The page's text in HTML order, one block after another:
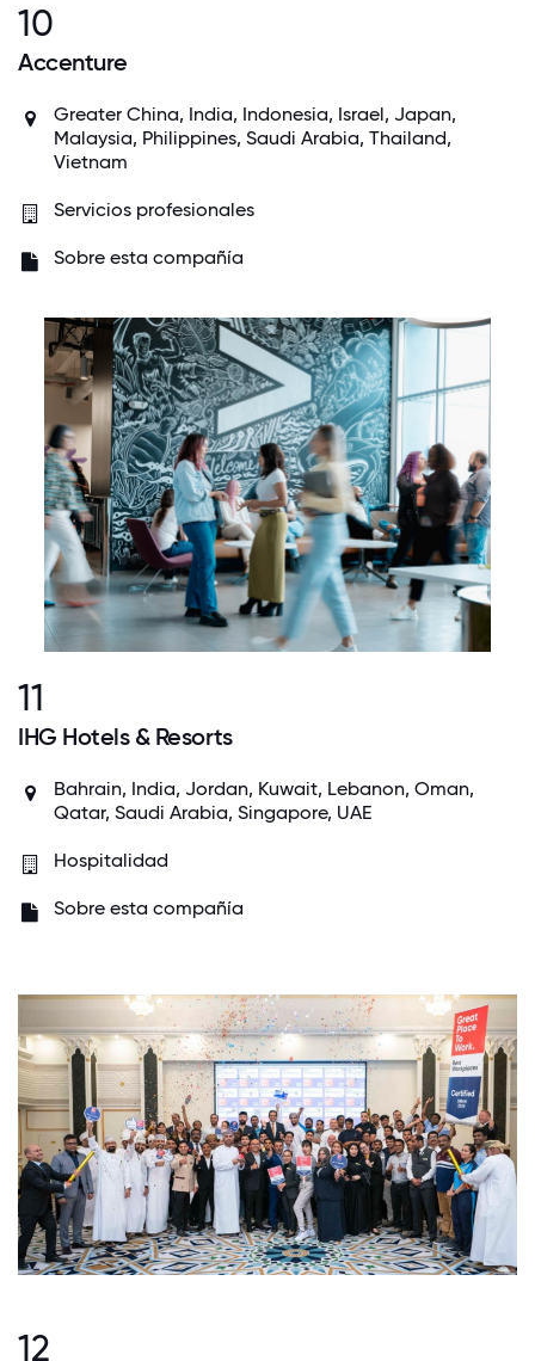
10
Accenture
Greater China, India, Indonesia, Israel, Japan,
Malaysia, Philippines, Saudi Arabia, Thailand,
Vietnam
Servicios profesionales
Sobre esta compañía
11
IHG Hotels & Resorts
Bahrain, India, Jordan, Kuwait, Lebanon, Oman,
Qatar, Saudi Arabia, Singapore, UAE
Hospitalidad
Sobre esta compañía
12